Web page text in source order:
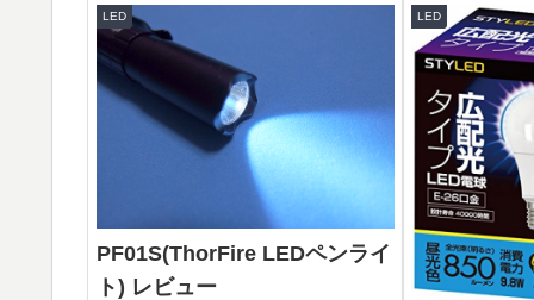
LED
PF01S(ThorFire LEDペンライ
ト) レビュー
LED